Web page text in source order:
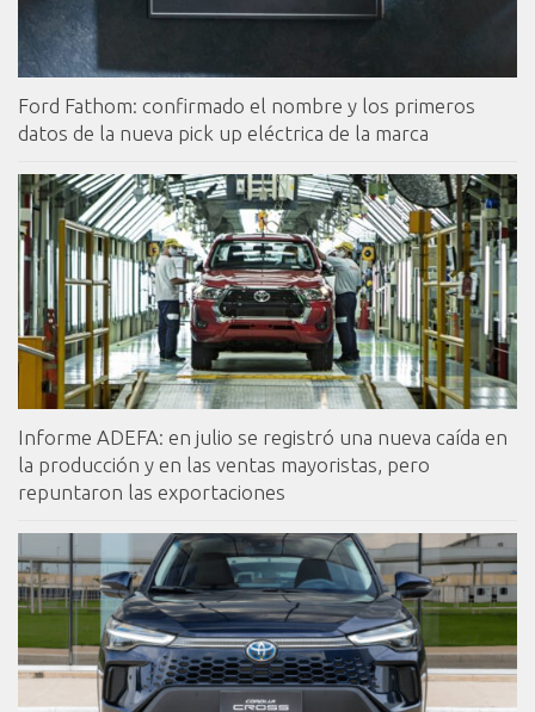
Ford Fathom: confirmado el nombre y los primeros
datos de la nueva pick up eléctrica de la marca
Informe ADEFA: en julio se registró una nueva caída en
la producción y en las ventas mayoristas, pero
repuntaron las exportaciones